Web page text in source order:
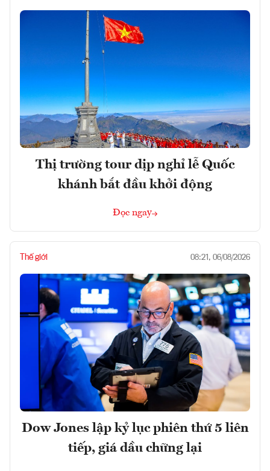
Thị trường tour dịp nghỉ lễ Quốc
khánh bắt đầu khởi động
Đọc ngay
Thế giới 08:21, 06/08/2026
Dow Jones lập kỷ lục phiên thứ 5 liên
tiếp, giá dầu chững lại